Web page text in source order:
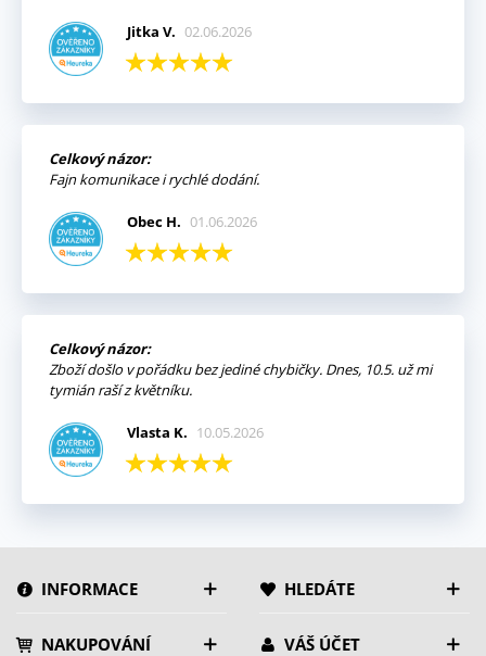
Jitka V. 02.06.2026
Celkový názor:
Fajn komunikace i rychlé dodání.
Obec H. 01.06.2026
Celkový názor:
Zboží došlo v pořádku bez jediné chybičky. Dnes, 10.5. už mi
tymián raší z květníku.
Vlasta K. 10.05.2026
INFORMACE HLEDÁTE
NAKUPOVÁNÍ VÁŠ ÚČET